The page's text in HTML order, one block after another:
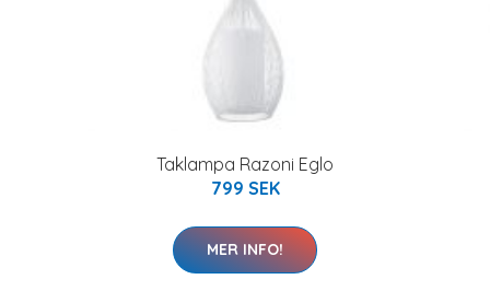
Taklampa Razoni Eglo
799 SEK
MER INFO!